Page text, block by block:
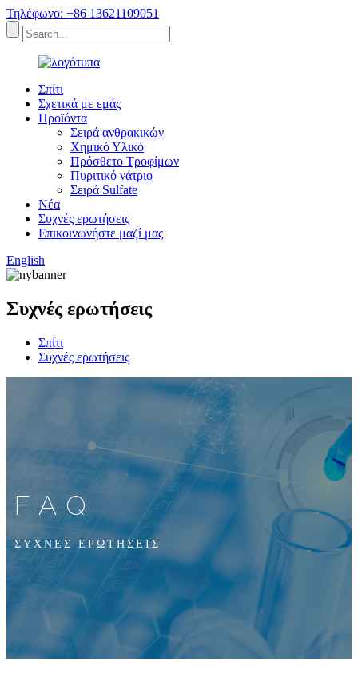
Τηλέφωνο: +86 13621109051
Σπίτι
Σχετικά με εμάς
Προϊόντα
Σειρά ανθρακικών
Χημικό Υλικό
Πρόσθετο Τροφίμων
Πυριτικό νάτριο
Σειρά Sulfate
Νέα
Συχνές ερωτήσεις
Επικοινωνήστε μαζί μας
English
Συχνές ερωτήσεις
Σπίτι
Συχνές ερωτήσεις
FAQ
ΣΥΧΝΕΣ ΕΡΩΤΗΣΕΙΣ